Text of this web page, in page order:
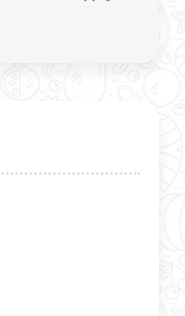
эффектной.